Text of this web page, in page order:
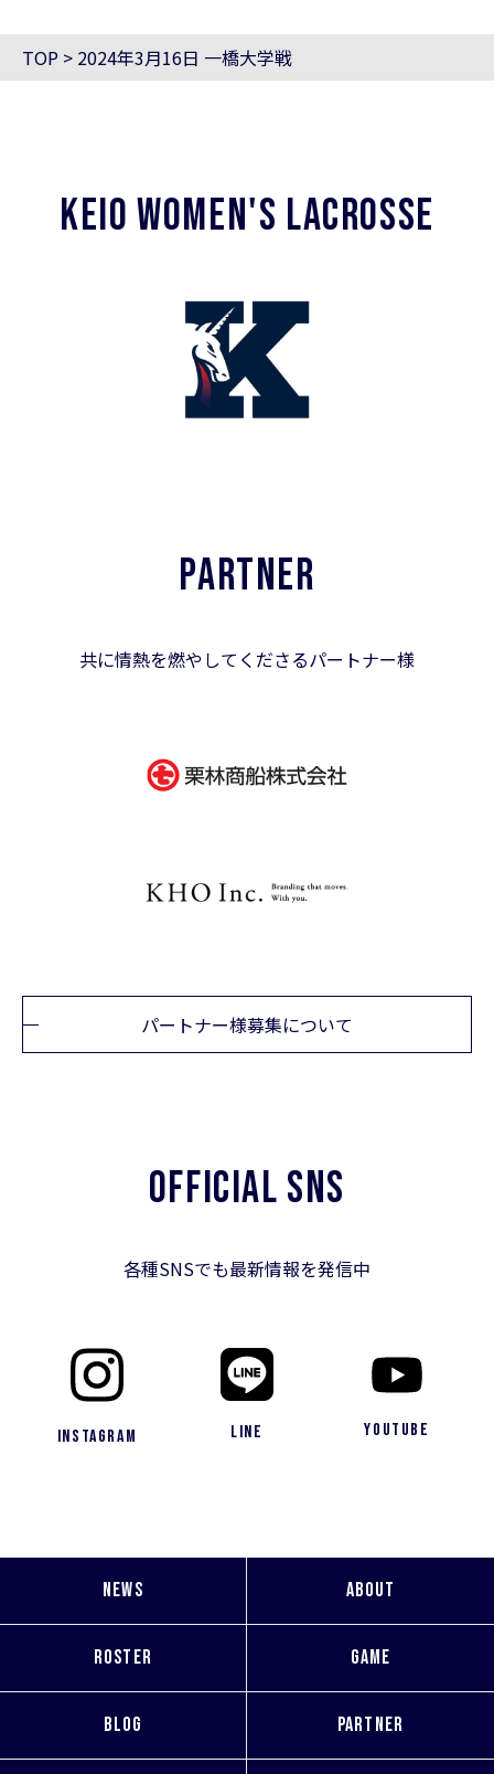
TOP > 2024年3月16日 一橋大学戦
KEIO WOMEN'S LACROSSE
PARTNER
共に情熱を燃やしてくださるパートナー様
パートナー様募集について
OFFICIAL SNS
各種SNSでも最新情報を発信中
Instagram LINE YouTube
NEWS ABOUT
ROSTER GAME
BLOG PARTNER